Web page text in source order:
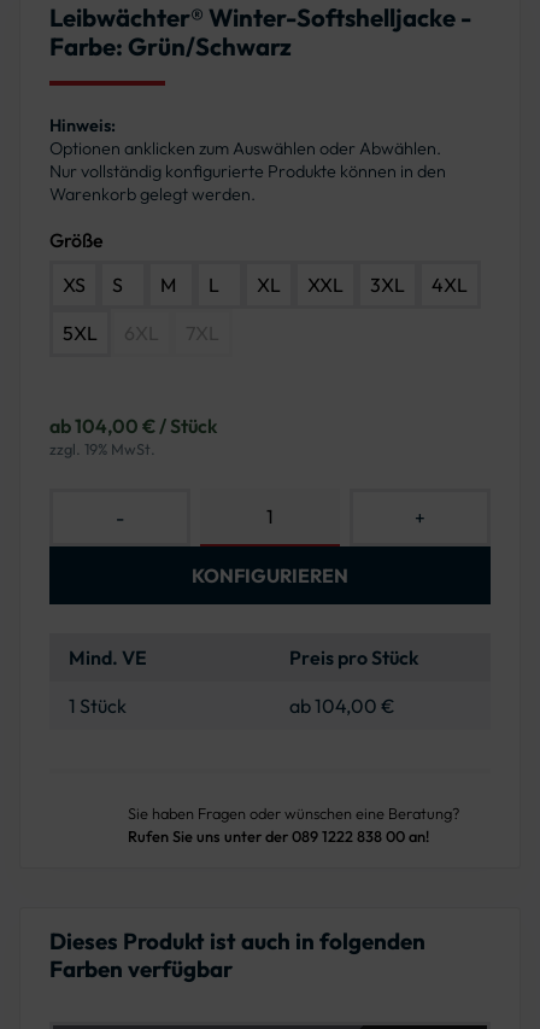
Leibwächter® Winter-Softshelljacke -
Farbe: Grün/Schwarz
Hinweis:
Optionen anklicken zum Auswählen oder Abwählen.
Nur vollständig konfigurierte Produkte können in den
Warenkorb gelegt werden.
Größe
XS
S M L XL XXL 3XL
4XL
5XL
ab 104,00 € / Stück
zzgl. 19% MwSt.
- +
KONFIGURIEREN
Mind. VE
Preis pro Stück
1 Stück
ab 104,00 €
Sie haben Fragen oder wünschen eine Beratung?
Rufen Sie uns unter der 089 1222 838 00 an!
Dieses Produkt ist auch in folgenden
Farben verfügbar